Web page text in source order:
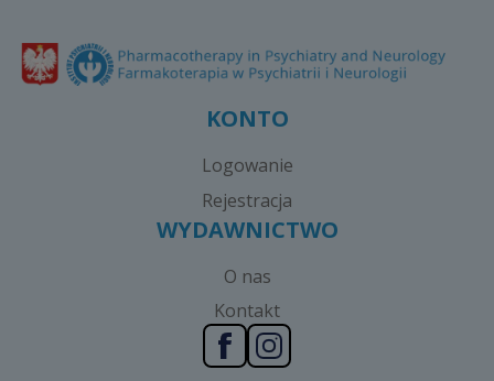
KONTO
Logowanie
Rejestracja
WYDAWNICTWO
O nas
Kontakt